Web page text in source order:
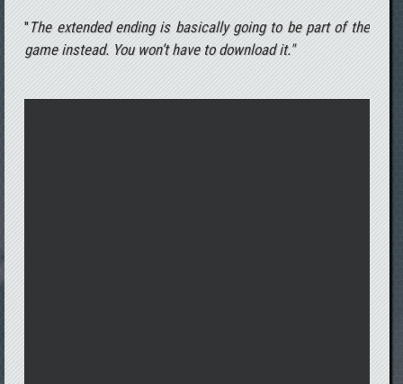
"The extended ending is basically going to be part of the
game instead. You won’t have to download it."